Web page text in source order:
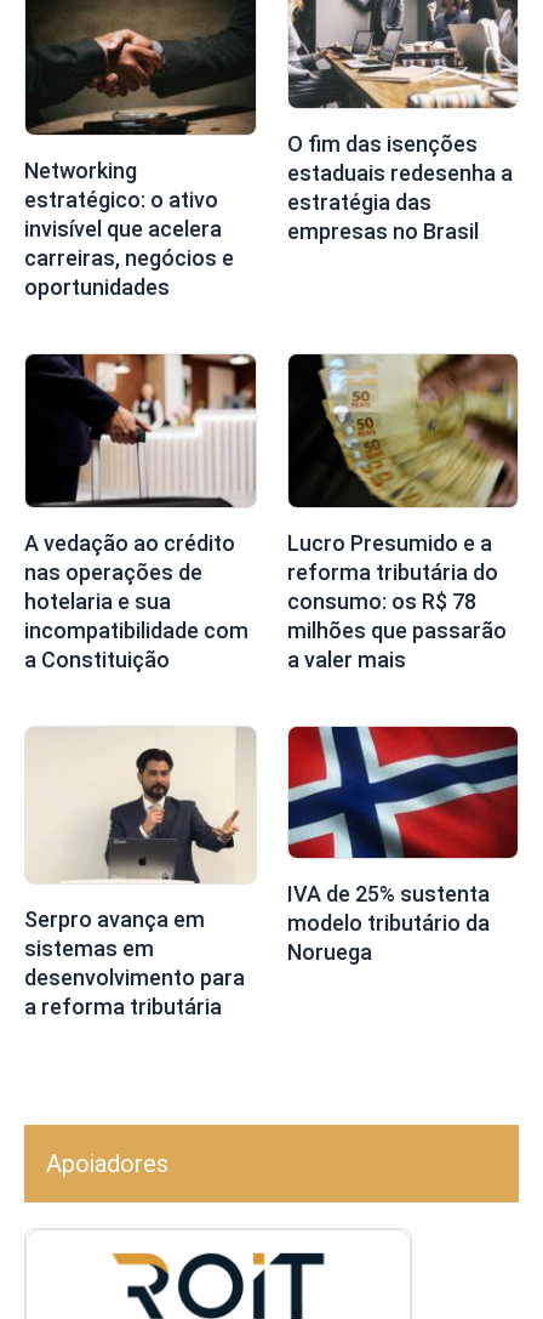
Networking
estratégico: o ativo
invisível que acelera
carreiras, negócios e
oportunidades
O fim das isenções
estaduais redesenha a
estratégia das
empresas no Brasil
A vedação ao crédito
nas operações de
hotelaria e sua
incompatibilidade com
a Constituição
Lucro Presumido e a
reforma tributária do
consumo: os R$ 78
milhões que passarão
a valer mais
Serpro avança em
sistemas em
desenvolvimento para
a reforma tributária
IVA de 25% sustenta
modelo tributário da
Noruega
Apoiadores